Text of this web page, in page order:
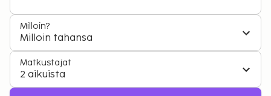
Milloin?
Milloin tahansa
Matkustajat
2 aikuista